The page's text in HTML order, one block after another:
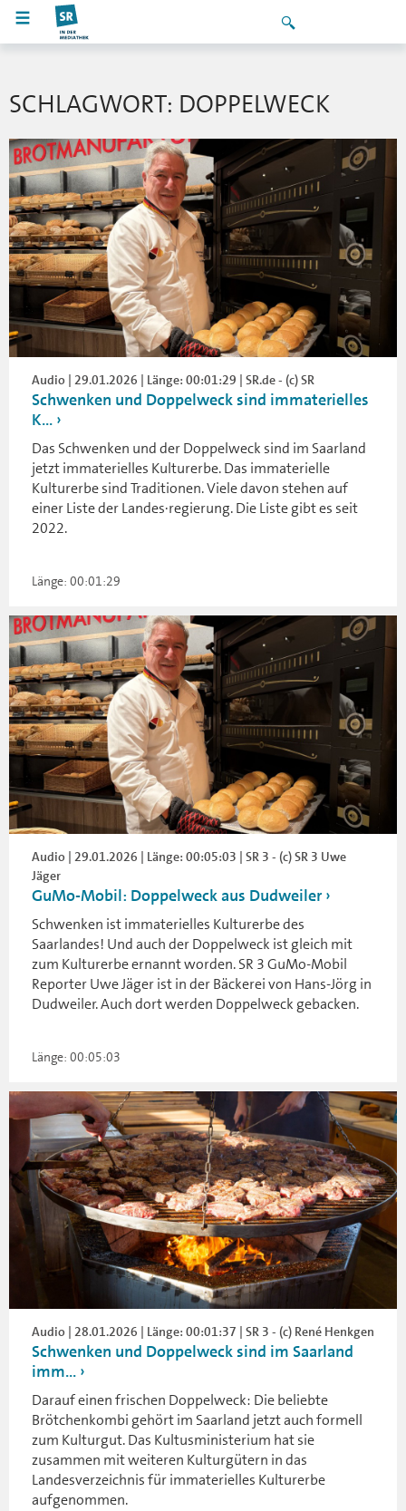
SCHLAGWORT: DOPPELWECK
Audio | 29.01.2026 | Länge: 00:01:29 | SR.de - (c) SR
Schwenken und Doppelweck sind immaterielles
K...
Das Schwenken und der Doppelweck sind im Saarland
jetzt immaterielles Kulturerbe. Das immaterielle
Kulturerbe sind Traditionen. Viele davon stehen auf
einer Liste der Landes·regierung. Die Liste gibt es seit
2022.
Länge: 00:01:29
Audio | 29.01.2026 | Länge: 00:05:03 | SR 3 - (c) SR 3 Uwe
Jäger
GuMo-Mobil: Doppelweck aus Dudweiler
Schwenken ist immaterielles Kulturerbe des
Saarlandes! Und auch der Doppelweck ist gleich mit
zum Kulturerbe ernannt worden. SR 3 GuMo-Mobil
Reporter Uwe Jäger ist in der Bäckerei von Hans-Jörg in
Dudweiler. Auch dort werden Doppelweck gebacken.
Länge: 00:05:03
Audio | 28.01.2026 | Länge: 00:01:37 | SR 3 - (c) René Henkgen
Schwenken und Doppelweck sind im Saarland
imm...
Darauf einen frischen Doppelweck: Die beliebte
Brötchenkombi gehört im Saarland jetzt auch formell
zum Kulturgut. Das Kultusministerium hat sie
zusammen mit weiteren Kulturgütern in das
Landesverzeichnis für immaterielles Kulturerbe
aufgenommen.